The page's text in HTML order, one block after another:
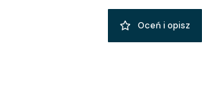
Oceń i opisz